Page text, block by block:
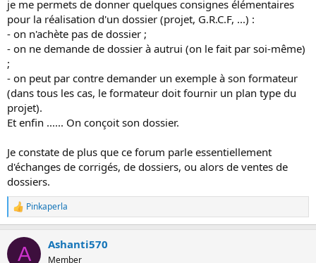
je me permets de donner quelques consignes élémentaires
pour la réalisation d'un dossier (projet, G.R.C.F, ...) :
- on n'achète pas de dossier ;
- on ne demande de dossier à autrui (on le fait par soi-même)
;
- on peut par contre demander un exemple à son formateur
(dans tous les cas, le formateur doit fournir un plan type du
projet).
Et enfin ...... On conçoit son dossier.
Je constate de plus que ce forum parle essentiellement
d'échanges de corrigés, de dossiers, ou alors de ventes de
dossiers.
R
e
c
Pinkaperla
A Ashanti570
Member